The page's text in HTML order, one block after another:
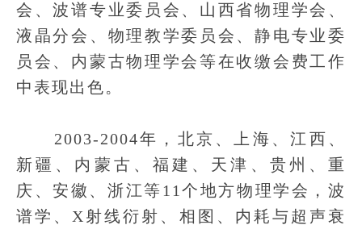
会、波谱专业委员会、山西省物理学会、
液晶分会、物理教学委员会、静电专业委
员会、内蒙古物理学会等在收缴会费工作
中表现出色。
2003-2004年，北京、上海、江西、
新疆、内蒙古、福建、天津、贵州、重
庆、安徽、浙江等11个地方物理学会，波
谱学、X射线衍射、相图、内耗与超声衰